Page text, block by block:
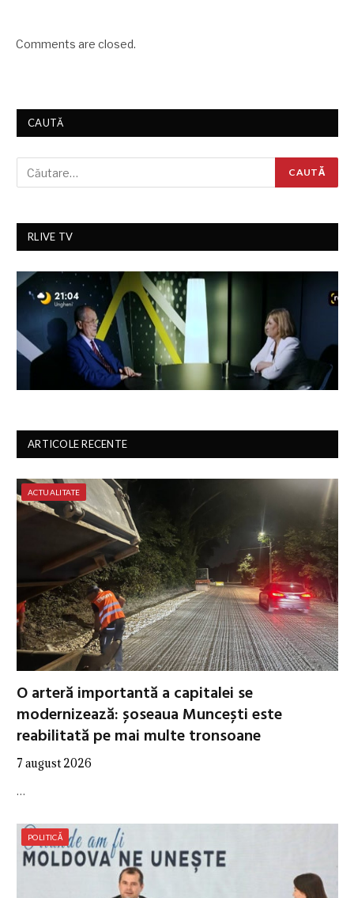
Comments are closed.
CAUTĂ
RLIVE TV
ARTICOLE RECENTE
ACTUALITATE
O arteră importantă a capitalei se
modernizează: șoseaua Muncești este
reabilitată pe mai multe tronsoane
7 august 2026
…
POLITICĂ